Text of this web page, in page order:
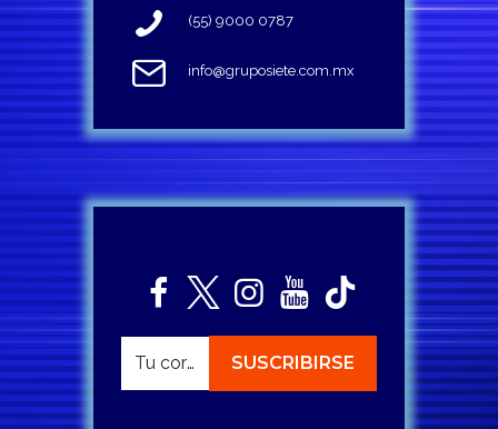
(55) 9000 0787
info@gruposiete.com.mx